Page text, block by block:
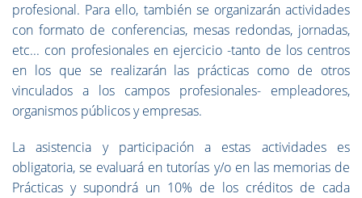
profesional. Para ello, también se organizarán actividades
con formato de conferencias, mesas redondas, jornadas,
etc... con profesionales en ejercicio -tanto de los centros
en los que se realizarán las prácticas como de otros
vinculados a los campos profesionales- empleadores,
organismos públicos y empresas.
La asistencia y participación a estas actividades es
obligatoria, se evaluará en tutorías y/o en las memorias de
Prácticas y supondrá un 10% de los créditos de cada